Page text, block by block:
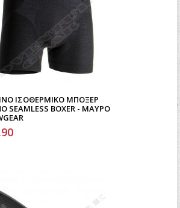
ΙΣΟΘΕΡΜΙΚΌ ΜΠΌΞΕΡ
SEAMLESS BOXER - ΜΑΎΡΟ